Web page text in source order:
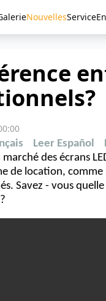
NouvellesService
Leer Español
des écrans
de location,
Savez - vous